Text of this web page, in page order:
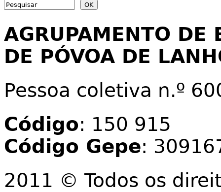
Search form
AGRUPAMENTO DE
DE PÓVOA DE
Pessoa coletiva n.º
Código: 150 915
Código Gepe:
2011 © Todos os